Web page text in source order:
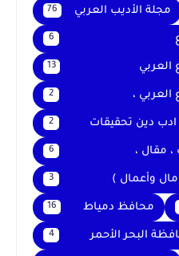
مجلة الأديب العربي 76
6
العربي 13
العربي ، 2
ادب دين تحقيقات 2
، مقال ، 6
مال وأعمال ) 3
محافظ دمياط 16
البحر الأحمر 4